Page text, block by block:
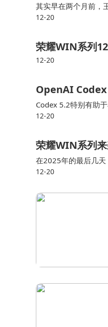
气。正如网友所说
其实早在两个月前，
转手绢的机器人，正
12-20
荣耀WIN系列
12-20
OpenAI Codex
Codex 5.2特别有助
性，如能够引导多代
12-20
荣耀WIN系列
在2025年的最后几
IN系列目前还未曝光
12-20